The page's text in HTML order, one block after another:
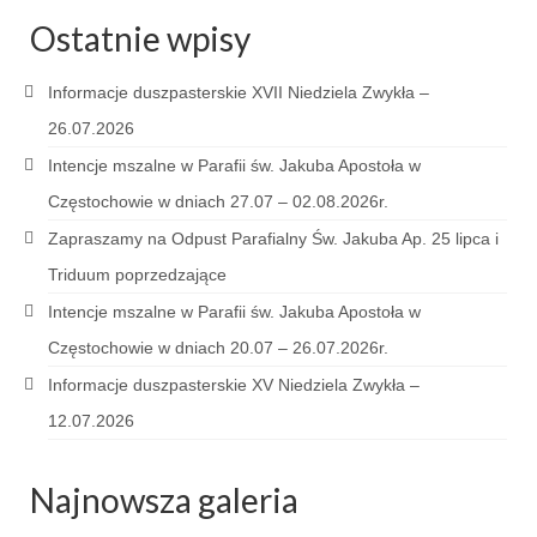
Bierzmowanie 24.10.2022r.
Odpust 2022
Pierwsza Komunia Św. – Gr 1
Pierwsza Komunia Św. – Gr 2
Pasterka 2021
Odpust 2021
Pierwsza Komunia Święta
Ostatnie wpisy
Informacje duszpasterskie XVII Niedziela Zwykła –
26.07.2026
Intencje mszalne w Parafii św. Jakuba Apostoła w
Częstochowie w dniach 27.07 – 02.08.2026r.
Zapraszamy na Odpust Parafialny Św. Jakuba Ap. 25 lipca i
Triduum poprzedzające
Intencje mszalne w Parafii św. Jakuba Apostoła w
Częstochowie w dniach 20.07 – 26.07.2026r.
Informacje duszpasterskie XV Niedziela Zwykła –
12.07.2026
Najnowsza galeria